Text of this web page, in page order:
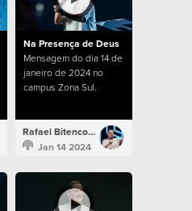
Na Presença de Deus
Mensagem do dia 14 de
janeiro de 2024 no
campus Zona Sul.
Rafael Bitencourt
Jan 14 2024